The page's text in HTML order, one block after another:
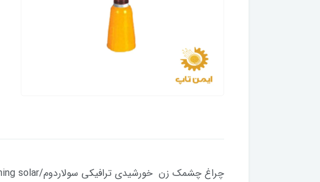
چراغ چشمک زن خورشیدی ترافیکی سولاردوم/Solardam traffic light flashing solar